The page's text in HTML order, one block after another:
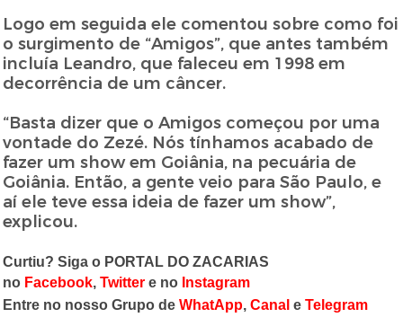
Logo em seguida ele comentou sobre como foi
o surgimento de “Amigos”, que antes também
incluía Leandro, que faleceu em 1998 em
decorrência de um câncer.
“Basta dizer que o Amigos começou por uma
vontade do Zezé. Nós tínhamos acabado de
fazer um show em Goiânia, na pecuária de
Goiânia. Então, a gente veio para São Paulo, e
aí ele teve essa ideia de fazer um show”,
explicou.
Curtiu? Siga o PORTAL DO ZACARIAS
no Facebook,Twitter e no Instagram
Entre no nosso Grupo deWhatApp,Canal eTelegram